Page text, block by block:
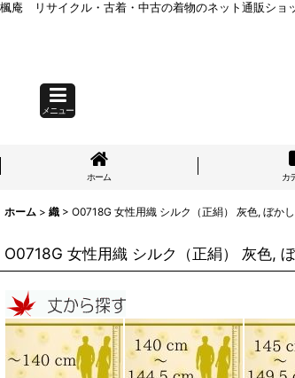
楓庵 リサイクル・古着・中古の着物のネット通販ショ
メニュー
ホーム カ
ホーム > 織 > O0718G 女性用織 シルク（正絹） 灰色, ぼ
O0718G 女性用織 シルク（正絹） 灰色